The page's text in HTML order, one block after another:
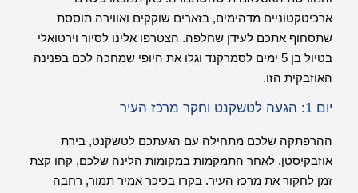
ארכיטקטוניים מדהימים, בזארים שוקקים ואווירה תוססת
שתסחוף אתכם לעידן שחלפה. הצטרפו אלינו לסיור וירטואלי
בטיול בן 5 ימים לסמרקנד וגלו את היופי שמחכה לכם בפנינה
האוזבקית הזו.
יום 1: הגעה לטשקנט וחקר מרכז העיר
ההרפתקה שלכם מתחילה עם הגעתכם לטשקנט, בירת
אוזבקיסטן. לאחר התמקמות במקומות הלינה שלכם, קחו קצת
זמן לחקור את מרכז העיר. בקרו בכיכר אמיר תמור, רחבה